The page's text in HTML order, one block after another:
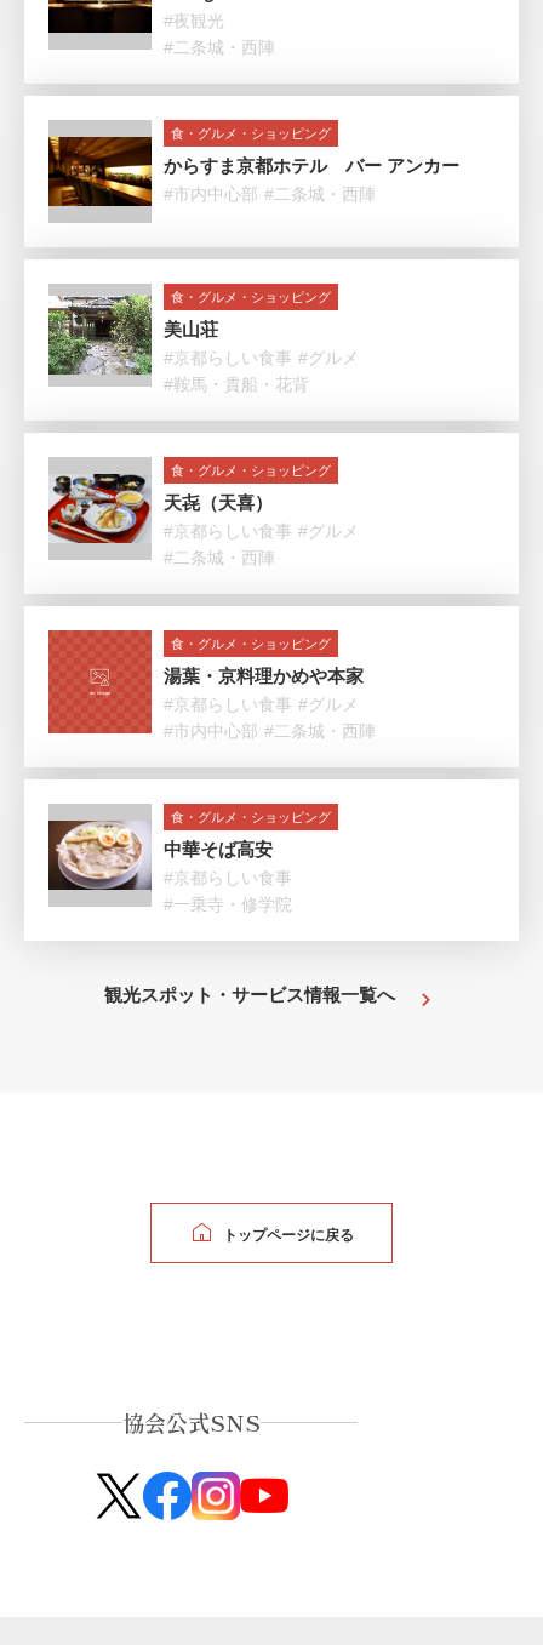
#夜観光
#二条城・西陣
食・グルメ・ショッピング
からすま京都ホテル バー アンカー
#市内中心部 #二条城・西陣
食・グルメ・ショッピング
美山荘
#京都らしい食事 #グルメ
#鞍馬・貴船・花背
食・グルメ・ショッピング
天㐂（天喜）
#京都らしい食事 #グルメ
#二条城・西陣
食・グルメ・ショッピング
湯葉・京料理かめや本家
#京都らしい食事 #グルメ
#市内中心部 #二条城・西陣
食・グルメ・ショッピング
中華そば高安
#京都らしい食事
#一乗寺・修学院
観光スポット・サービス情報一覧へ
トップページに戻る
協会公式SNS